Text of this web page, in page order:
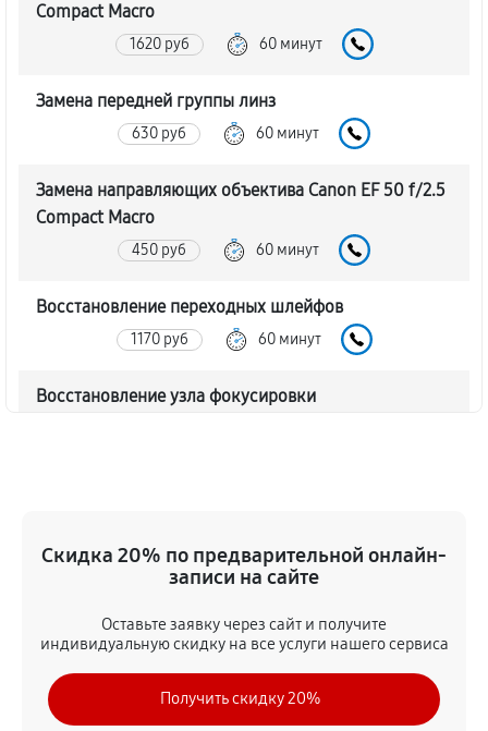
Compact Macro
1620 руб 60 минут
Замена передней группы линз
630 руб 60 минут
Замена направляющих объектива Canon EF 50 f/2.5
Compact Macro
450 руб 60 минут
Восстановление переходных шлейфов
1170 руб 60 минут
Восстановление узла фокусировки
720 руб
1350 руб 60 минут
Чистка от пыли объектива Canon EF 50 f/2.5
Compact Macro
Скидка 20% по предварительной онлайн-
записи на сайте
Оставьте заявку через сайт и получите
индивидуальную скидку на все услуги нашего сервиса
Получить скидку 20%